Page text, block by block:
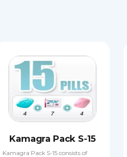
Kamagra Pack S-15
Kamagra Pack S-15 consists of